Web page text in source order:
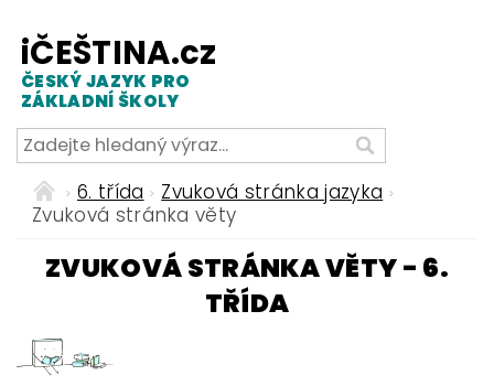
iČEŠTINA.cz
ČESKÝ JAZYK PRO
ZÁKLADNÍ ŠKOLY
6. třída
Zvuková stránka jazyka
Zvuková stránka věty
ZVUKOVÁ STRÁNKA VĚTY - 6.
TŘÍDA